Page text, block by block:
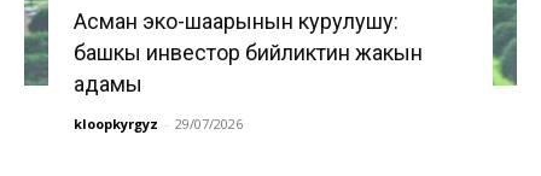
Асман эко-шаарынын курулушу:
башкы инвестор бийликтин жакын
адамы
kloopkyrgyz - 29/07/2026